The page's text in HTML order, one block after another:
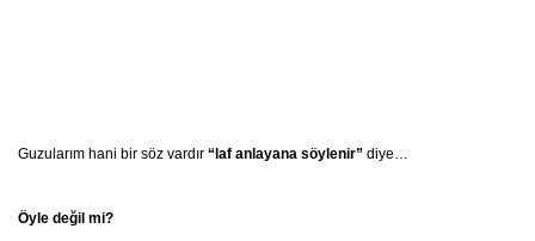
Guzularım hani bir söz vardır “laf anlayana söylenir” diye…
Öyle değil mi?